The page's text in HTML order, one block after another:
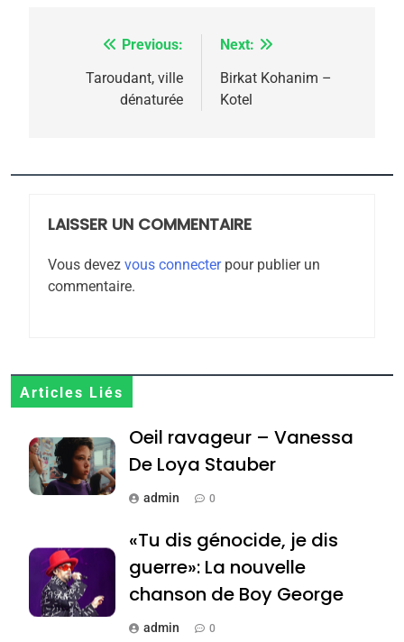
NavigationPrevious:
Taroudant, ville
dénaturée
Next:
Birkat Kohanim –
Kotel
LAISSER UN COMMENTAIRE
Vous devez vous connecterpour publier un
commentaire.
Articles Liés
Oeil ravageur – Vanessa
De Loya Stauber
admin 0
«Tu dis génocide, je dis
guerre»: La nouvelle
chanson de Boy George
admin 0
2025, l’année la plus
rapport d’ADL contre
FRANCE ISRAÉL
6
Zrihen-Dvir
7
Jacques Hadida
JUDAISME
Maroc : Les amandes de
Tafraout, le miel de Tadla
Azilal consacrés produits
du terroir